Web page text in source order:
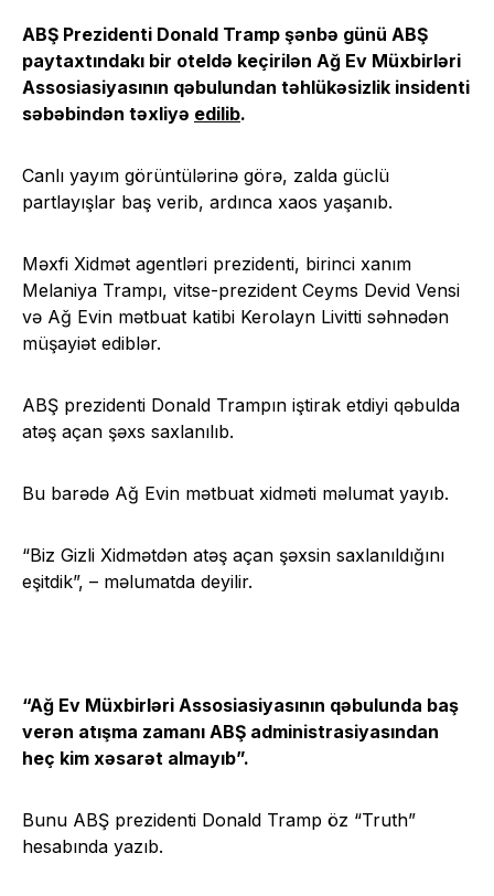
ABŞ Prezidenti Donald Tramp şənbə günü ABŞ
paytaxtındakı bir oteldə keçirilən Ağ Ev Müxbirləri
Assosiasiyasının qəbulundan təhlükəsizlik insidenti
səbəbindən təxliyə edilib.
Canlı yayım görüntülərinə görə, zalda güclü
partlayışlar baş verib, ardınca xaos yaşanıb.
Məxfi Xidmət agentləri prezidenti, birinci xanım
Melaniya Trampı, vitse-prezident Ceyms Devid Vensi
və Ağ Evin mətbuat katibi Kerolayn Livitti səhnədən
müşayiət ediblər.
ABŞ prezidenti Donald Trampın iştirak etdiyi qəbulda
atəş açan şəxs saxlanılıb.
Bu barədə Ağ Evin mətbuat xidməti məlumat yayıb.
“Biz Gizli Xidmətdən atəş açan şəxsin saxlanıldığını
eşitdik”, – məlumatda deyilir.
“Ağ Ev Müxbirləri Assosiasiyasının qəbulunda baş
verən atışma zamanı ABŞ administrasiyasından
heç kim xəsarət almayıb”.
Bunu ABŞ prezidenti Donald Tramp öz “Truth”
hesabında yazıb.